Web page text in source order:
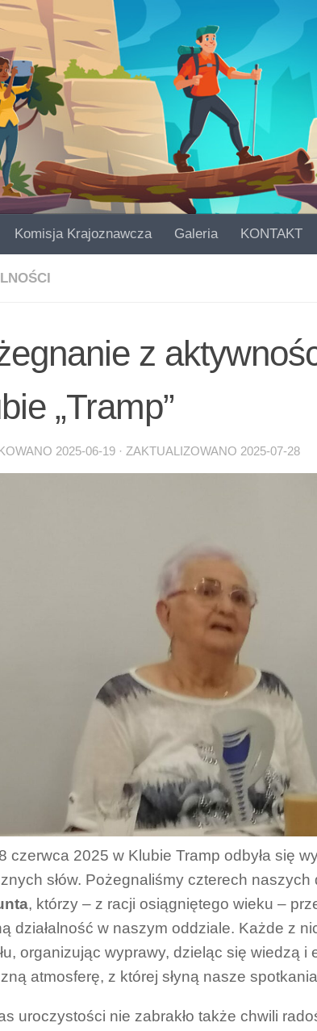
Komisja Krajoznawcza Galeria KONTAKT
z
„Tramp”
2025-06-19 · ZAKTUALIZOWANO 2025-07-28
czerwca 2025 w Klubie Tramp odbyła się
słów. Pożegnaliśmy czterech naszych
, którzy – z racji osiągniętego wieku –
działalność w naszym oddziale. Każde z
organizując wyprawy, dzieląc się wiedzą
atmosferę, z której słyną nasze
uroczystości nie zabrakło także chwili